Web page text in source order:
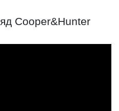
Cooper&Hunter